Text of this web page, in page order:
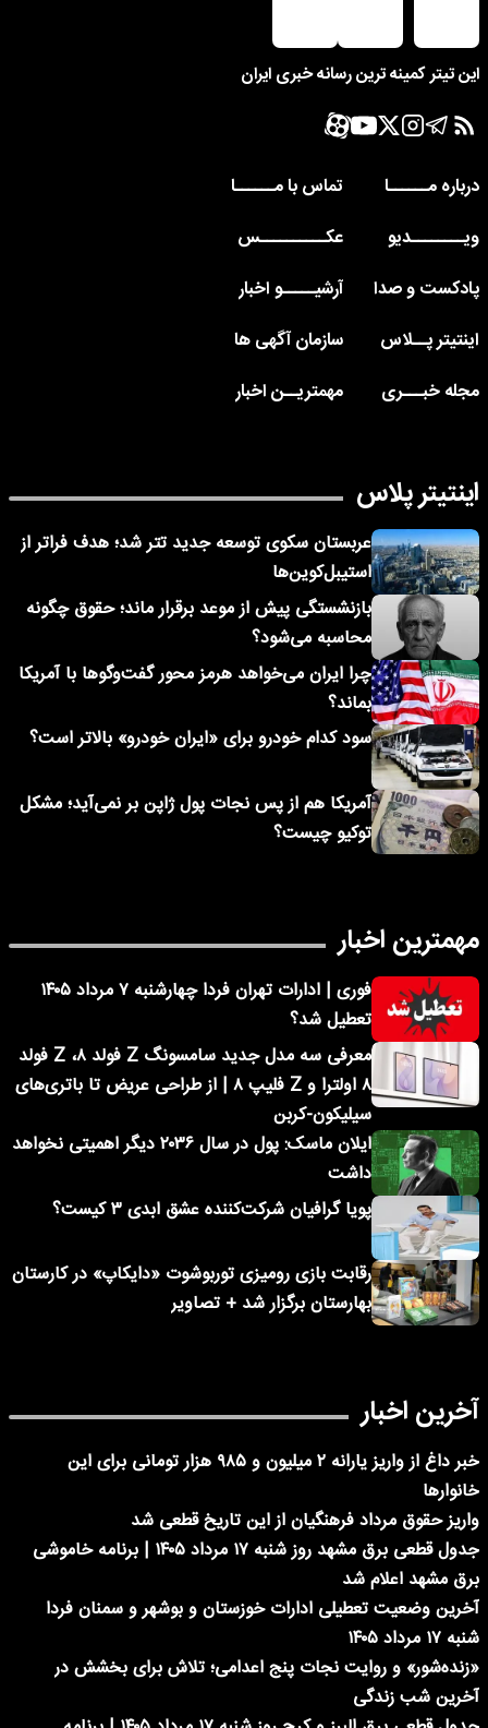
این تیتر کمینه ترین رسانه خبری ایران
درباره مــــــا
تماس با مــــــا
ویــــــــدیو
عکــــــــــس
پادکست و صدا
آرشیـــــو اخبار
اینتیتر پــلاس
سازمان آگهی ها
مجله خبـــری
مهمتریــن اخبار
اینتیتر پلاس
عربستان سکوی توسعه جدید تتر شد؛ هدف فراتر از
استیبل‌کوین‌ها
بازنشستگی پیش از موعد برقرار ماند؛ حقوق چگونه
محاسبه می‌شود؟
چرا ایران می‌خواهد هرمز محور گفت‌وگوها با آمریکا
بماند؟
سود کدام خودرو برای «ایران خودرو» بالاتر است؟
آمریکا هم از پس نجات پول ژاپن بر نمی‌آید؛ مشکل
توکیو چیست؟
مهمترین اخبار
فوری | ادارات تهران فردا چهارشنبه ۷ مرداد ۱۴۰۵
تعطیل شد؟
معرفی سه مدل جدید سامسونگ Z فولد ۸، Z فولد
۸ اولترا و Z فلیپ ۸ | از طراحی عریض تا باتری‌های
سیلیکون-کربن
ایلان ماسک: پول در سال ۲۰۳۶ دیگر اهمیتی نخواهد
داشت
پویا گرافیان شرکت‌کننده عشق ابدی ۳ کیست؟
رقابت بازی رومیزی توربوشوت «دایکاپ» در کارستان
بهارستان برگزار شد + تصاویر
آخرین اخبار
خبر داغ از واریز یارانه ۲ میلیون و ۹۸۵ هزار تومانی برای این
خانوارها
واریز حقوق مرداد فرهنگیان از این تاریخ قطعی شد
جدول قطعی برق مشهد روز شنبه ۱۷ مرداد ۱۴۰۵ | برنامه خاموشی
برق مشهد اعلام شد
آخرین وضعیت تعطیلی ادارات خوزستان و بوشهر و سمنان فردا
شنبه ۱۷ مرداد ۱۴۰۵
«زنده‌شور» و روایت نجات پنج اعدامی؛ تلاش برای بخشش در
آخرین شب زندگی